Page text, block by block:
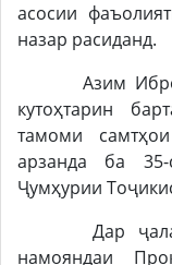
асосии
назар расиданд.
Азим
кутоҳтарин
тамоми
арзанда ба 35-
Ҷумҳурии
Дар
намояндаи